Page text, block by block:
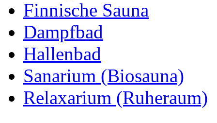
Finnische Sauna
Dampfbad
Hallenbad
Sanarium (Biosauna)
Relaxarium (Ruheraum)